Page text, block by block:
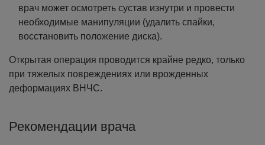
врач может осмотреть сустав изнутри и провести
необходимые манипуляции (удалить спайки,
восстановить положение диска).
Открытая операция проводится крайне редко, только
при тяжелых повреждениях или врожденных
деформациях ВНЧС.
Рекомендации врача